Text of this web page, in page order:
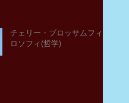
チェリー・ブロッサムフィ
ロソフィ(哲学)